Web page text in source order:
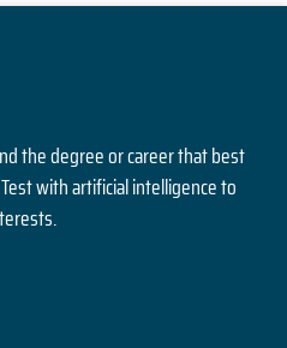
the degree or career that best
with artificial intelligence to